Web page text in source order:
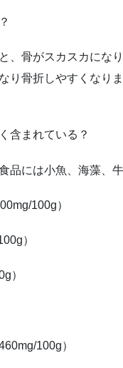
、骨がスカスカにな
り骨折しやすくなり
含まれている？
品には小魚、海藻、
100g）
）
）
100g）